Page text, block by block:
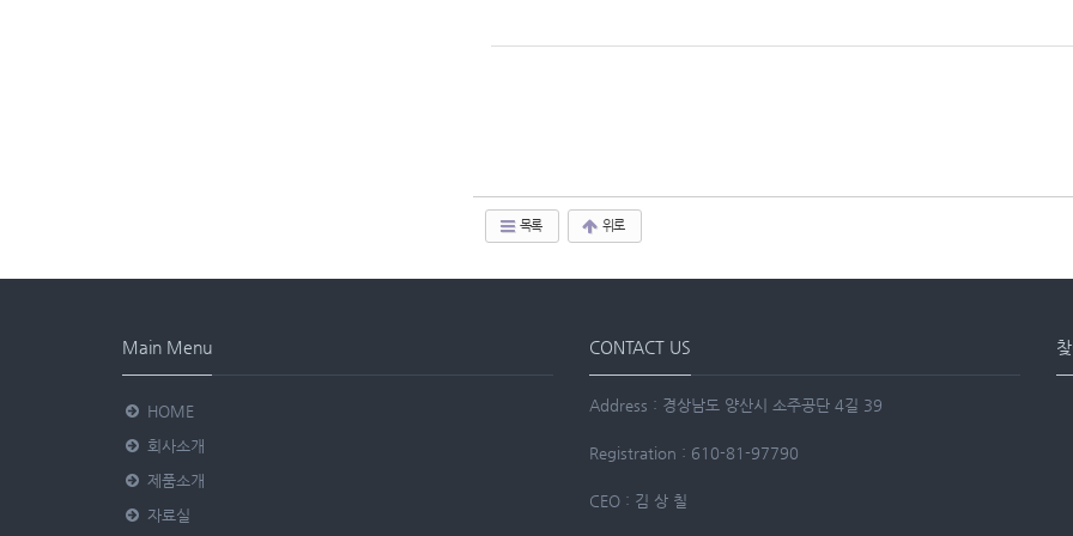
목록 위로
Main Menu
HOME
회사소개
제품소개
자료실
CONTACT US
Address : 경상남도 양산시 소주공단 4길 39
Registration : 610-81-97790
CEO : 김 상 칠